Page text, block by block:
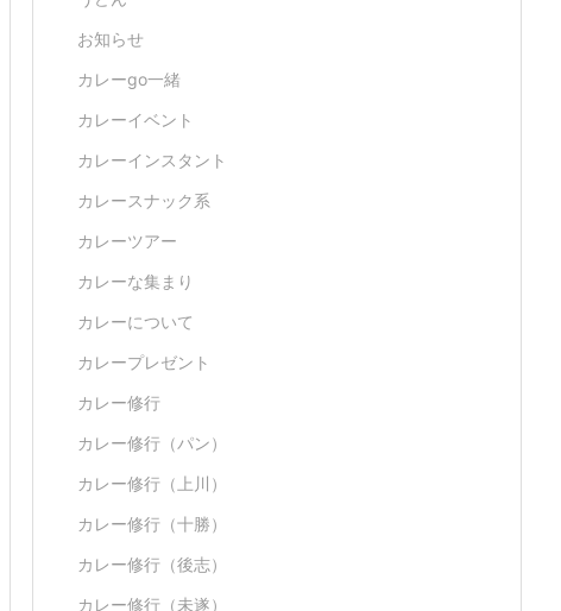
お知らせ
カレーgo一緒
カレーイベント
カレーインスタント
カレースナック系
カレーツアー
カレーな集まり
カレーについて
カレープレゼント
カレー修行
カレー修行（パン）
カレー修行（上川）
カレー修行（十勝）
カレー修行（後志）
カレー修行（未遂）